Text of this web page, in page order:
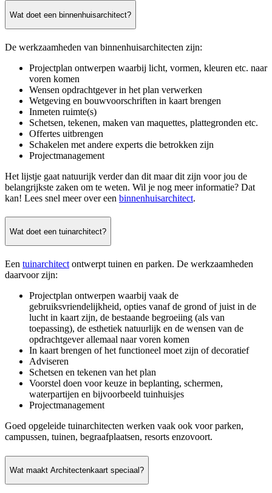
Wat doet een binnenhuisarchitect?
De werkzaamheden van binnenhuisarchitecten zijn:
Projectplan ontwerpen waarbij licht, vormen, kleuren etc. naar
voren komen
Wensen opdrachtgever in het plan verwerken
Wetgeving en bouwvoorschriften in kaart brengen
Inmeten ruimte(s)
Schetsen, tekenen, maken van maquettes, plattegronden etc.
Offertes uitbrengen
Schakelen met andere experts die betrokken zijn
Projectmanagement
Het lijstje gaat natuurijk verder dan dit maar dit zijn voor jou de
belangrijkste zaken om te weten. Wil je nog meer informatie? Dat
kan! Lees snel meer over een binnenhuisarchitect.
Wat doet een tuinarchitect?
Een tuinarchitect ontwerpt tuinen en parken. De werkzaamheden
daarvoor zijn:
Projectplan ontwerpen waarbij vaak de
gebruiksvriendelijkheid, opties vanaf de grond of juist in de
lucht in kaart zijn, de bestaande begroeiing (als van
toepassing), de esthetiek natuurlijk en de wensen van de
opdrachtgever allemaal naar voren komen
In kaart brengen of het functioneel moet zijn of decoratief
Adviseren
Schetsen en tekenen van het plan
Voorstel doen voor keuze in beplanting, schermen,
waterpartijen en bijvoorbeeld tuinhuisjes
Projectmanagement
Goed opgeleide tuinarchitecten werken vaak ook voor parken,
campussen, tuinen, begraafplaatsen, resorts enzovoort.
Wat maakt Architectenkaart speciaal?